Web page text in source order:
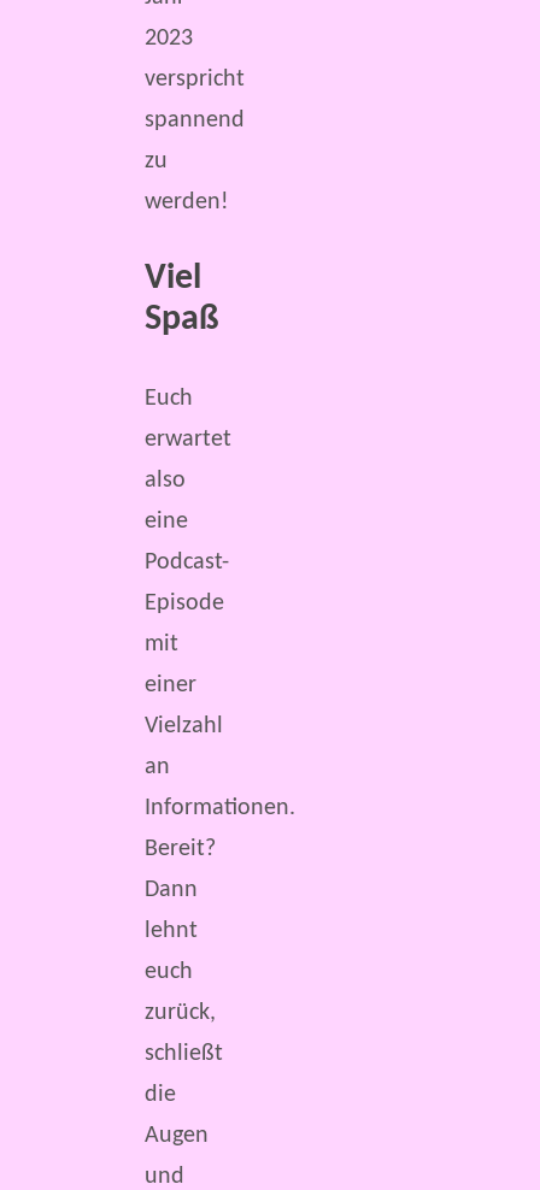
2023
verspricht
spannend
zu
werden!
Viel
Spaß
Euch
erwartet
also
eine
Podcast-
Episode
mit
einer
Vielzahl
an
Informationen.
Bereit?
Dann
lehnt
euch
zurück,
schließt
die
Augen
und